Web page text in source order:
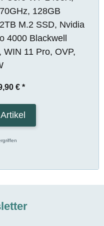
128GB
M.2 SSD, Nvidia
4000 Blackwell
WIN 11 Pro, OVP,
€ *